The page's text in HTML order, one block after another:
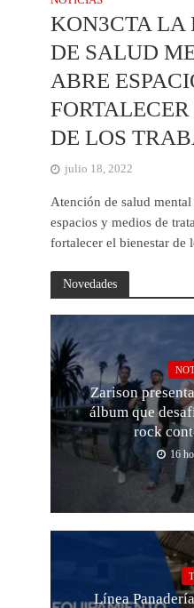
KON3CTA LA
DE SALUD
ABRE
DE LOS
julio 18, 2022
Atención de salud
espacios y medios de
fortalecer el bienestar de
Novedades
Zarison
álbum que
rock
16
Línea